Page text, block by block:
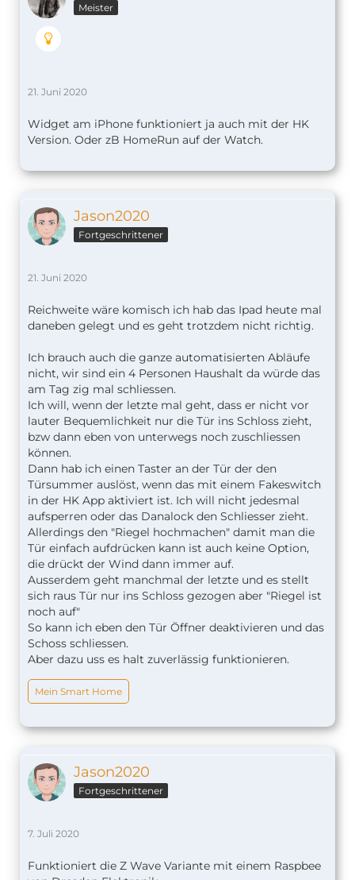
Meister
21. Juni 2020
Widget am iPhone funktioniert ja auch mit der HK
Version. Oder zB HomeRun auf der Watch.
Jason2020
Fortgeschrittener
21. Juni 2020
Reichweite wäre komisch ich hab das Ipad heute mal
daneben gelegt und es geht trotzdem nicht richtig.
Ich brauch auch die ganze automatisierten Abläufe
nicht, wir sind ein 4 Personen Haushalt da würde das
am Tag zig mal schliessen.
Ich will, wenn der letzte mal geht, dass er nicht vor
lauter Bequemlichkeit nur die Tür ins Schloss zieht,
bzw dann eben von unterwegs noch zuschliessen
können.
Dann hab ich einen Taster an der Tür der den
Türsummer auslöst, wenn das mit einem Fakeswitch
in der HK App aktiviert ist. Ich will nicht jedesmal
aufsperren oder das Danalock den Schliesser zieht.
Allerdings den "Riegel hochmachen" damit man die
Tür einfach aufdrücken kann ist auch keine Option,
die drückt der Wind dann immer auf.
Ausserdem geht manchmal der letzte und es stellt
sich raus Tür nur ins Schloss gezogen aber "Riegel ist
noch auf"
So kann ich eben den Tür Öffner deaktivieren und das
Schoss schliessen.
Aber dazu uss es halt zuverlässig funktionieren.
Mein Smart Home
Jason2020
Fortgeschrittener
7. Juli 2020
Funktioniert die Z Wave Variante mit einem Raspbee